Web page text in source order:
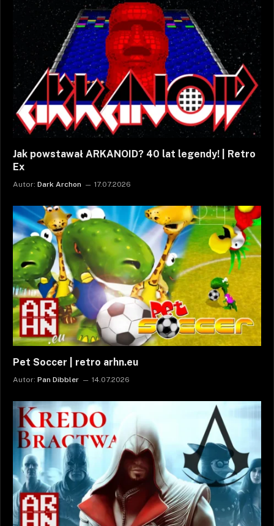
Jak powstawał ARKANOID? 40 lat legendy! | Retro
Ex
Autor: Dark Archon 17.07.2026
Pet Soccer | retro arhn.eu
Autor: Pan Dibbler 14.07.2026